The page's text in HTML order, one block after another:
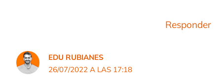
Responder
EDU RUBIANES
26/07/2022 A LAS 17:18